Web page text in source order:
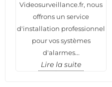
Videosurveillance.fr, nous
offrons un service
d'installation professionnel
pour vos systèmes
d'alarmes...
Lire la suite